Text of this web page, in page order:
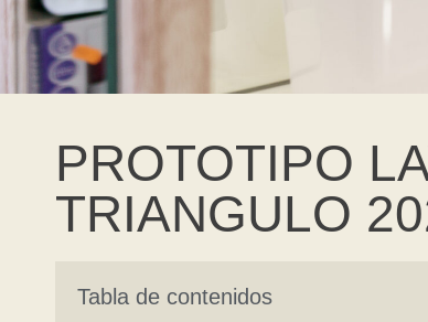
PROTOTIPO
TRIANGULO
Tabla de contenidos